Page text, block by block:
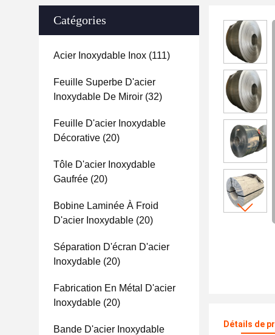
Catégories
Acier Inoxydable Inox (111)
Feuille Superbe D'acier
Inoxydable De Miroir (32)
Feuille D'acier Inoxydable
Décorative (20)
Tôle D'acier Inoxydable
Gaufrée (20)
Bobine Laminée À Froid
D'acier Inoxydable (20)
Séparation D'écran D'acier
Inoxydable (20)
Fabrication En Métal D'acier
Inoxydable (20)
Bande D'acier Inoxydable
Détails de